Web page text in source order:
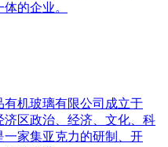
的企业。
机玻璃有限公司成立于
济区政治、经济、文化、科
家集亚克力的研制、开